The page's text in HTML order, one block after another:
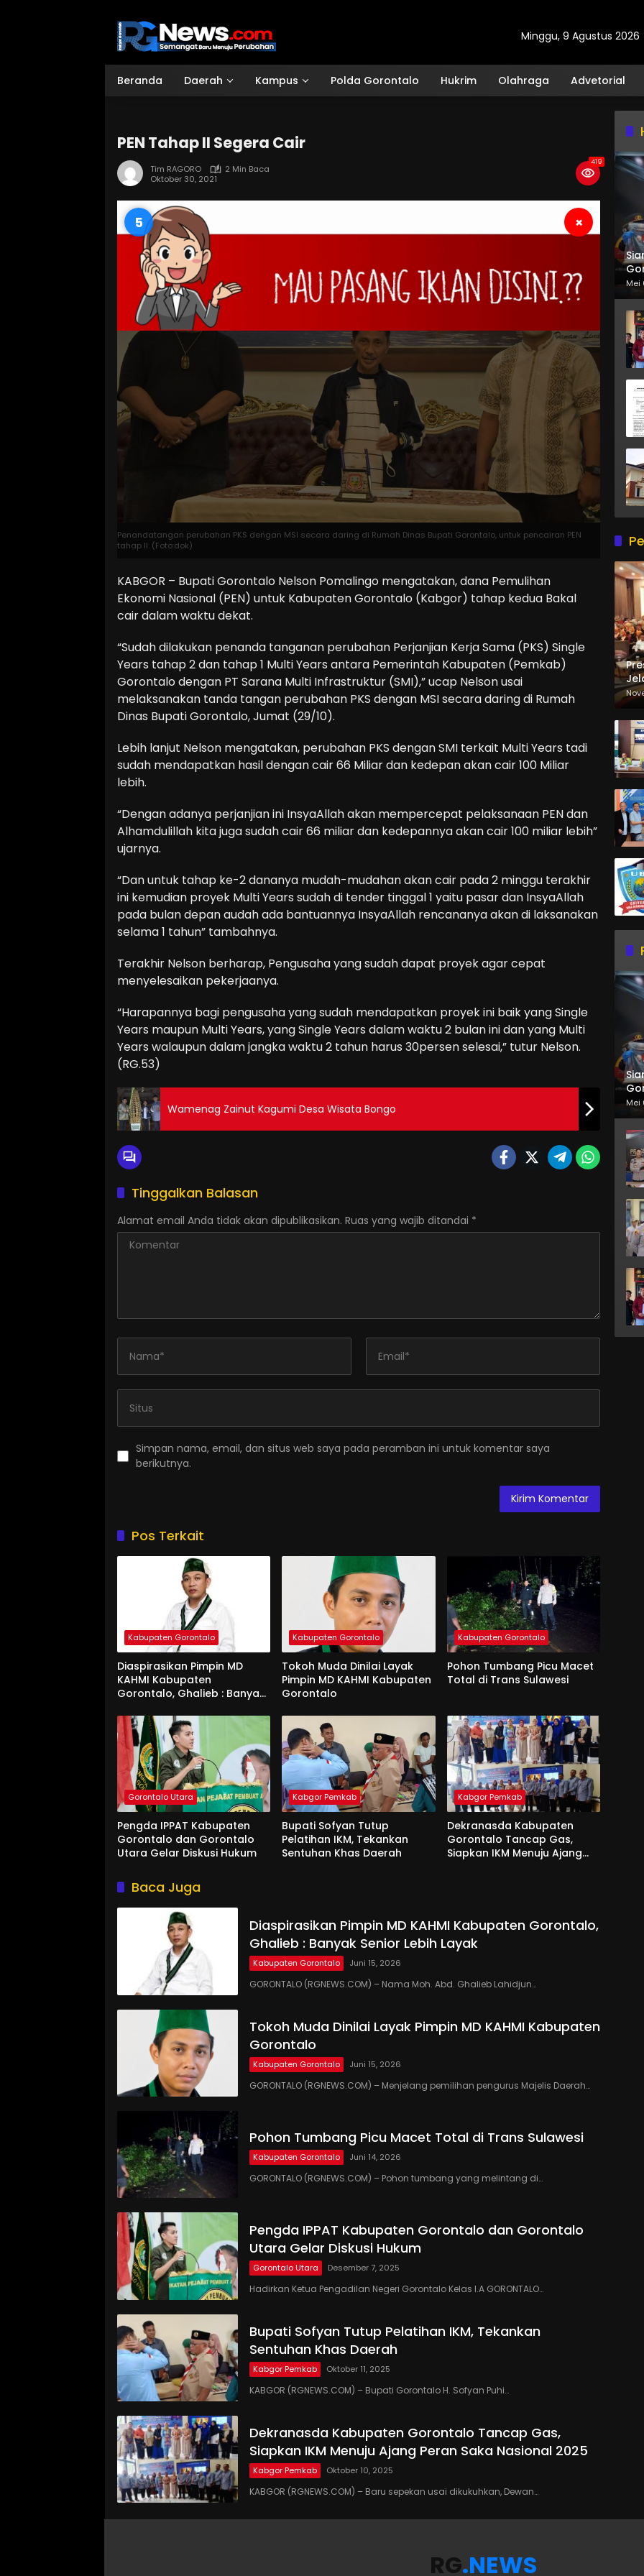
Minggu, 9 Agustus 2026
Beranda Daerah Kampus Polda Gorontalo Hukrim Olahraga Advetorial
PEN Tahap II Segera Cair
Tim RAGORO
2 Min Baca
Oktober 30, 2021
419
4 ×
Penandatangan perubahan PKS dengan MSI secara daring di Rumah Dinas Bupati Gorontalo, untuk pencairan PEN
tahap II. (Foto:dok)
KABGOR – Bupati Gorontalo Nelson Pomalingo mengatakan, dana Pemulihan
Ekonomi Nasional (PEN) untuk Kabupaten Gorontalo (Kabgor) tahap kedua Bakal
cair dalam waktu dekat.
“Sudah dilakukan penanda tanganan perubahan Perjanjian Kerja Sama (PKS) Single
Years tahap 2 dan tahap 1 Multi Years antara Pemerintah Kabupaten (Pemkab)
Gorontalo dengan PT Sarana Multi Infrastruktur (SMI),” ucap Nelson usai
melaksanakan tanda tangan perubahan PKS dengan MSI secara daring di Rumah
Dinas Bupati Gorontalo, Jumat (29/10).
Lebih lanjut Nelson mengatakan, perubahan PKS dengan SMI terkait Multi Years tadi
sudah mendapatkan hasil dengan cair 66 Miliar dan kedepan akan cair 100 Miliar
lebih.
“Dengan adanya perjanjian ini InsyaAllah akan mempercepat pelaksanaan PEN dan
Alhamdulillah kita juga sudah cair 66 miliar dan kedepannya akan cair 100 miliar lebih”
ujarnya.
“Dan untuk tahap ke-2 dananya mudah-mudahan akan cair pada 2 minggu terakhir
ini kemudian proyek Multi Years sudah di tender tinggal 1 yaitu pasar dan InsyaAllah
pada bulan depan audah ada bantuannya InsyaAllah rencananya akan di laksanakan
selama 1 tahun” tambahnya.
Terakhir Nelson berharap, Pengusaha yang sudah dapat proyek agar cepat
menyelesaikan pekerjaanya.
“Harapannya bagi pengusaha yang sudah mendapatkan proyek ini baik yang Single
Years maupun Multi Years, yang Single Years dalam waktu 2 bulan ini dan yang Multi
Years walaupun dalam jangka waktu 2 tahun harus 30persen selesai,” tutur Nelson.
(RG.53)
Wamenag Zainut Kagumi Desa Wisata Bongo
Tinggalkan Balasan
Alamat email Anda tidak akan dipublikasikan. Ruas yang wajib ditandai *
Simpan nama, email, dan situs web saya pada peramban ini untuk komentar saya
berikutnya.
Pos Terkait
Kabupaten Gorontalo
Diaspirasikan Pimpin MD
KAHMI Kabupaten
Gorontalo, Ghalieb : Banyak
Kabupaten Gorontalo
Tokoh Muda Dinilai Layak
Pimpin MD KAHMI Kabupaten
Gorontalo
Kabupaten Gorontalo
Pohon Tumbang Picu Macet
Total di Trans Sulawesi
Gorontalo Utara
Pengda IPPAT Kabupaten
Gorontalo dan Gorontalo
Utara Gelar Diskusi Hukum
Kabgor Pemkab
Bupati Sofyan Tutup
Pelatihan IKM, Tekankan
Sentuhan Khas Daerah
Kabgor Pemkab
Dekranasda Kabupaten
Gorontalo Tancap Gas,
Siapkan IKM Menuju Ajang
Baca Juga
Diaspirasikan Pimpin MD KAHMI Kabupaten Gorontalo,
Ghalieb : Banyak Senior Lebih Layak
Kabupaten Gorontalo Juni 15, 2026
GORONTALO (RGNEWS.COM) – Nama Moh. Abd. Ghalieb Lahidjun…
Tokoh Muda Dinilai Layak Pimpin MD KAHMI Kabupaten
Gorontalo
Kabupaten Gorontalo Juni 15, 2026
GORONTALO (RGNEWS.COM) – Menjelang pemilihan pengurus Majelis Daerah…
Pohon Tumbang Picu Macet Total di Trans Sulawesi
Kabupaten Gorontalo Juni 14, 2026
GORONTALO (RGNEWS.COM) – Pohon tumbang yang melintang di…
Pengda IPPAT Kabupaten Gorontalo dan Gorontalo
Utara Gelar Diskusi Hukum
Gorontalo Utara Desember 7, 2025
Hadirkan Ketua Pengadilan Negeri Gorontalo Kelas I.A GORONTALO…
Bupati Sofyan Tutup Pelatihan IKM, Tekankan
Sentuhan Khas Daerah
Kabgor Pemkab Oktober 11, 2025
KABGOR (RGNEWS.COM) – Bupati Gorontalo H. Sofyan Puhi…
Dekranasda Kabupaten Gorontalo Tancap Gas,
Siapkan IKM Menuju Ajang Peran Saka Nasional 2025
Kabgor Pemkab Oktober 10, 2025
KABGOR (RGNEWS.COM) – Baru sepekan usai dikukuhkan, Dewan…
Mei
Mei
RG.NEWS